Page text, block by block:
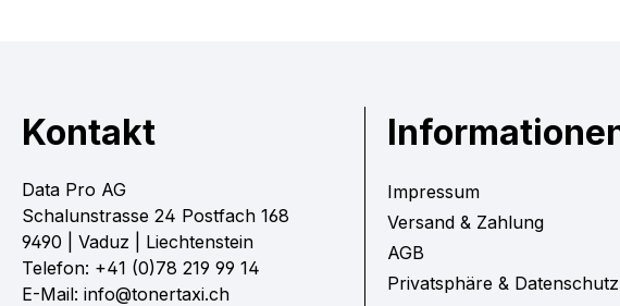
Kontakt
Data Pro AG
Schalunstrasse 24 Postfach 168
9490 | Vaduz | Liechtenstein
Telefon: +41 (0)78 219 99 14
E-Mail: info@tonertaxi.ch
Impressum
Versand & Zahlung
AGB
Privatsphäre & Datenschutz